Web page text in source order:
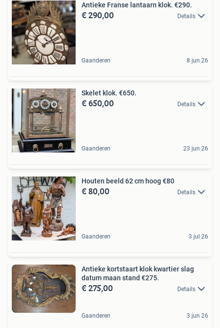
Antieke Franse lantaarn klok. €290.
€ 290,00 Details
Gaanderen 8 jun 26
Skelet klok. €650.
€ 650,00 Details
Gaanderen 23 jun 26
Houten beeld 62 cm hoog €80
€ 80,00 Details
Gaanderen 3 jul 26
Antieke kortstaart klok kwartier slag
datum maan stand €275.
€ 275,00 Details
Gaanderen 3 jun 26